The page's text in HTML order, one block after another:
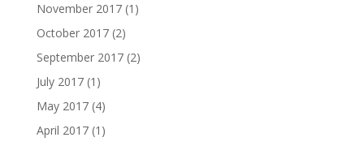
November 2017(1)
October 2017(2)
September 2017(2)
July 2017(1)
May 2017(4)
April 2017(1)